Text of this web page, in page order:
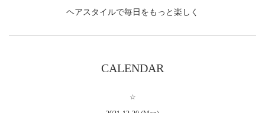
ヘアスタイルで毎日をもっと楽しく
CALENDAR
☆